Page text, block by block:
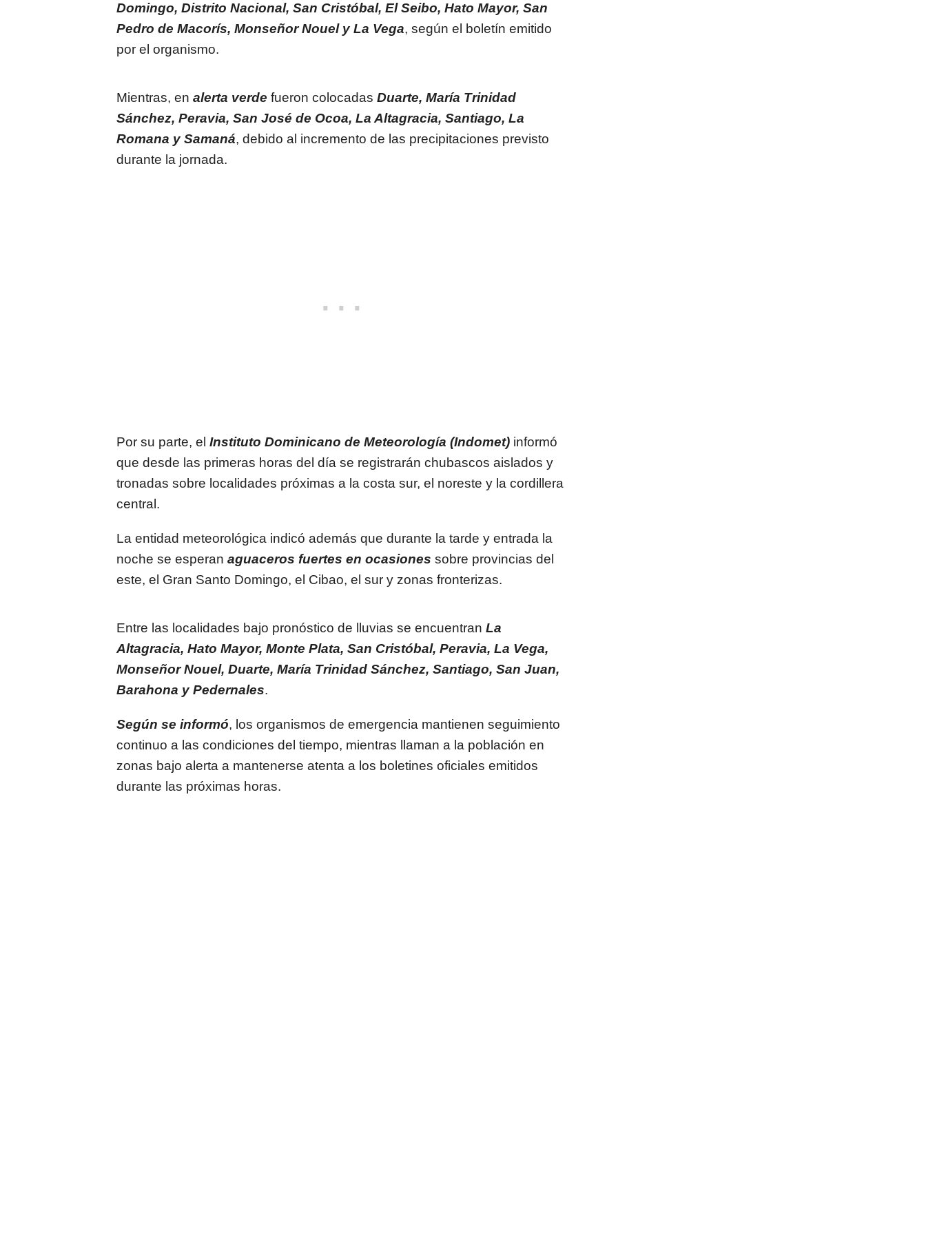
Domingo, Distrito Nacional, San Cristóbal, El Seibo, Hato Mayor, San
Pedro de Macorís, Monseñor Nouel y La Vega, según el boletín emitido
por el organismo.
Mientras, en alerta verde fueron colocadas Duarte, María Trinidad
Sánchez, Peravia, San José de Ocoa, La Altagracia, Santiago, La
Romana y Samaná, debido al incremento de las precipitaciones previsto
durante la jornada.
Por su parte, el Instituto Dominicano de Meteorología (Indomet) informó
que desde las primeras horas del día se registrarán chubascos aislados y
tronadas sobre localidades próximas a la costa sur, el noreste y la cordillera
central.
La entidad meteorológica indicó además que durante la tarde y entrada la
noche se esperan aguaceros fuertes en ocasiones sobre provincias del
este, el Gran Santo Domingo, el Cibao, el sur y zonas fronterizas.
Entre las localidades bajo pronóstico de lluvias se encuentran La
Altagracia, Hato Mayor, Monte Plata, San Cristóbal, Peravia, La Vega,
Monseñor Nouel, Duarte, María Trinidad Sánchez, Santiago, San Juan,
Barahona y Pedernales.
Según se informó, los organismos de emergencia mantienen seguimiento
continuo a las condiciones del tiempo, mientras llaman a la población en
zonas bajo alerta a mantenerse atenta a los boletines oficiales emitidos
durante las próximas horas.